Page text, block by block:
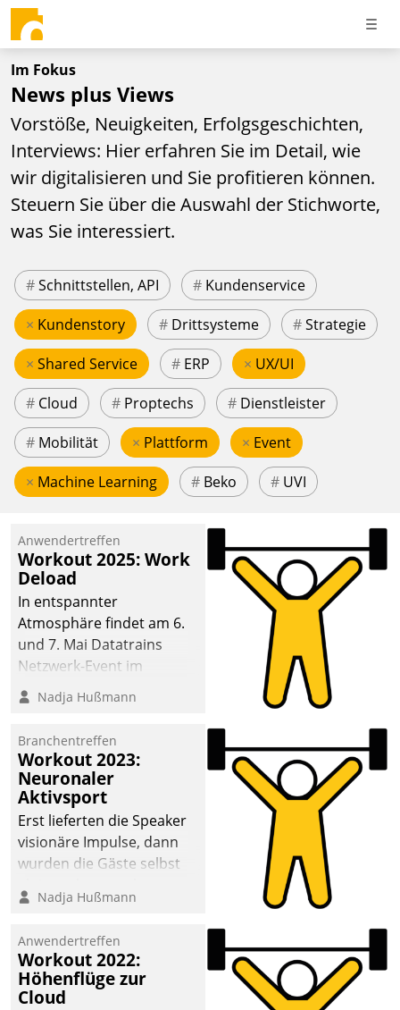
Im Fokus
News plus Views
Vorstöße, Neuigkeiten, Erfolgsgeschichten,
Interviews: Hier erfahren Sie im Detail, wie
wir digitalisieren und Sie profitieren können.
Steuern Sie über die Auswahl der Stichworte,
was Sie interessiert.
#Schnittstellen, API # Kundenservice
× Kundenstory # Drittsysteme #Strategie
× Shared Service # ERP × UX/UI
# Cloud # Proptechs # Dienstleister
# Mobilität × Plattform × Event
× Machine Learning # Beko # UVI
Anwendertreffen
Workout 2025: Work
Deload
In entspannter
Atmosphäre findet am 6.
und 7. Mai Datatrains
Netzwerk-Event im
Kunden- und Partnerkreis
statt. Zentrale Frage: Wie
Mammutprojekte
meistern und Workloads
wuppen – bei zunehmend
anspruchsvollen
Aufgaben und
abnehmendem
Nadja Hußmann
Branchentreffen
Workout 2023:
Neuronaler
Aktivsport
Erst lieferten die Speaker
visionäre Impulse, dann
wurden die Gäste selbst
methodisch
Quartier. Dazwischen
zeigte Datatrain, was es
Neues zu bieten hat.
Nadja Hußmann
Anwendertreffen
Workout 2022:
Höhenflüge zur
Cloud